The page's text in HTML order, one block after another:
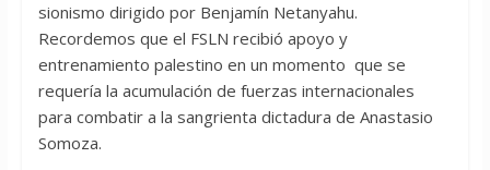
sionismo dirigido por Benjamín Netanyahu.
Recordemos que el FSLN recibió apoyo y
entrenamiento palestino en un momento que se
requería la acumulación de fuerzas internacionales
para combatir a la sangrienta dictadura de Anastasio
Somoza.